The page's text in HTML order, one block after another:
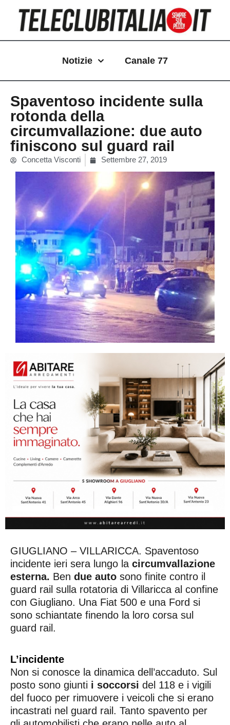
contenuto
Notizie Canale 77
Spaventoso incidente sulla
rotonda della
circumvallazione: due auto
finiscono sul guard rail
Concetta Visconti Settembre 27, 2019
GIUGLIANO – VILLARICCA. Spaventoso
incidente ieri sera lungo la circumvallazione
esterna. Ben due auto sono finite contro il
guard rail sulla rotatoria di Villaricca al confine
con Giugliano. Una Fiat 500 e una Ford si
sono schiantate finendo la loro corsa sul
guard rail.
L’incidente
Non si conosce la dinamica dell’accaduto. Sul
posto sono giunti i soccorsi del 118 e i vigili
del fuoco per rimuovere i veicoli che si erano
incastrati nel guard rail. Tanto spavento per